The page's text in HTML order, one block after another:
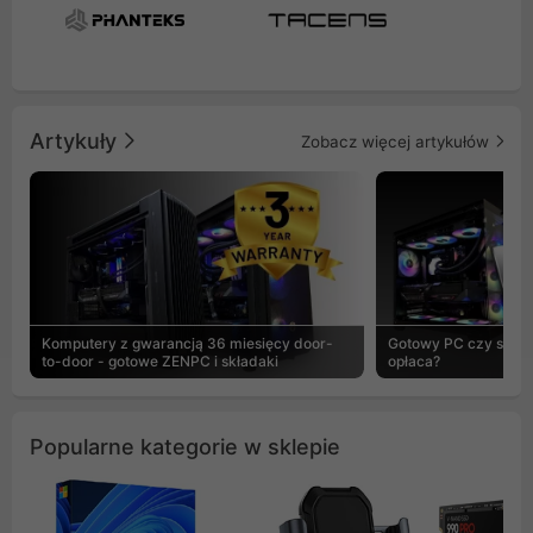
Artykuły Zobacz więcej artykułów
Komputery z gwarancją 36 miesięcy door-
to-door - gotowe ZENPC i składaki
Gotowy PC czy
opłaca?
Popularne kategorie w sklepie